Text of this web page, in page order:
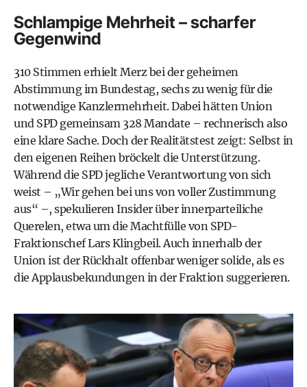
Schlampige Mehrheit – scharfer
Gegenwind
310 Stimmen erhielt Merz bei der geheimen
Abstimmung im Bundestag, sechs zu wenig für die
notwendige Kanzlermehrheit. Dabei hätten Union
und SPD gemeinsam 328 Mandate – rechnerisch also
eine klare Sache. Doch der Realitätstest zeigt: Selbst in
den eigenen Reihen bröckelt die Unterstützung.
Während die SPD jegliche Verantwortung von sich
weist – „Wir gehen bei uns von voller Zustimmung
aus“ –, spekulieren Insider über innerparteiliche
Querelen, etwa um die Machtfülle von SPD-
Fraktionschef Lars Klingbeil. Auch innerhalb der
Union ist der Rückhalt offenbar weniger solide, als es
die Applausbekundungen in der Fraktion suggerieren.